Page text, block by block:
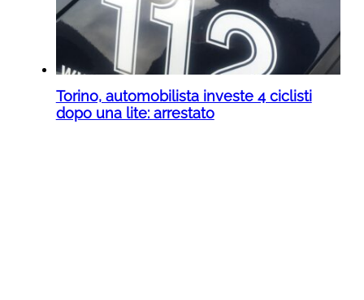
Torino, automobilista investe 4 ciclisti
dopo una lite: arrestato